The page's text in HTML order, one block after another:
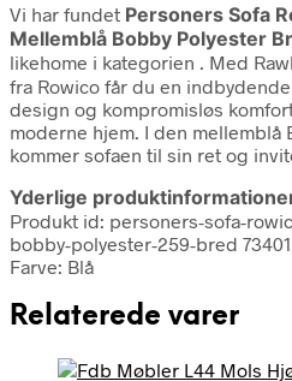
Vi har fundet Personers Sofa
Mellemblå Bobby Polyester
likehome i kategorien . Med
fra Rowico får du en
design og kompromisløs
moderne hjem. I den
kommer sofaen til sin ret og
Yderlige
Produkt id: personers-sofa-
bobby-polyester-259-bred
Farve: Blå
Relaterede varer